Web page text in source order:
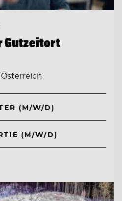
Gutzeitort
(M/W/D)
(M/W/D)